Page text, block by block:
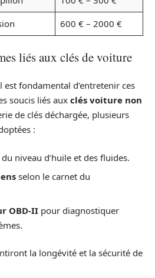
600 € – 2000 €
liés aux clés de voiture
est fondamental d’entretenir ces
soucis liés aux clés voiture non
de clés déchargée, plusieurs
:
du niveau d’huile et des fluides.
selon le carnet du
OBD-II pour diagnostiquer
la longévité et la sécurité de